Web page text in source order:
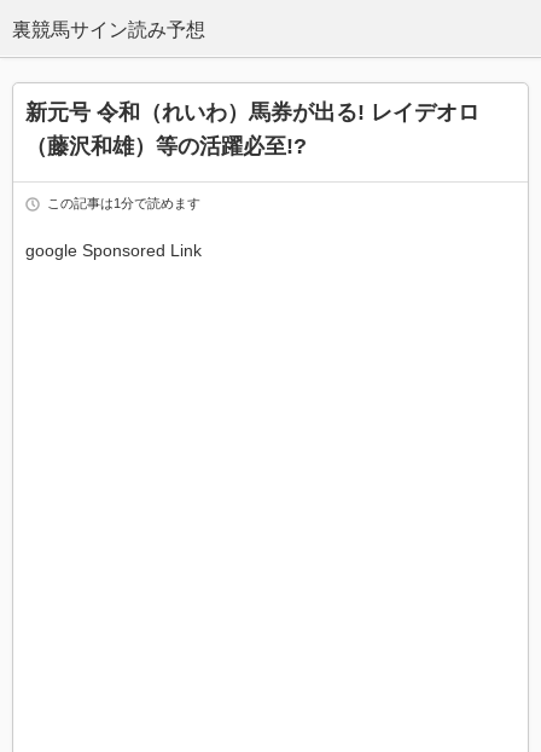
新元号 令和（れいわ）馬券が出る! レイデオロ
（藤沢和雄）等の活躍必至!?
この記事は1分で読めます
google Sponsored Link